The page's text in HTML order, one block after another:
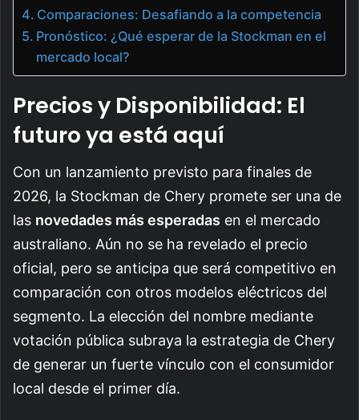
Comparaciones: Desafiando a la competencia
Pronóstico: ¿Qué esperar de la Stockman en el
mercado local?
Precios y Disponibilidad: El
futuro ya está aquí
Con un lanzamiento previsto para finales de
2026, la Stockman de Chery promete ser una de
las novedades más esperadas en el mercado
australiano. Aún no se ha revelado el precio
oficial, pero se anticipa que será competitivo en
comparación con otros modelos eléctricos del
segmento. La elección del nombre mediante
votación pública subraya la estrategia de Chery
de generar un fuerte vínculo con el consumidor
local desde el primer día.